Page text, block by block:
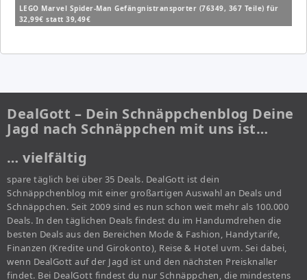
LEGO Marvel Spider-Man Gefängnistransporter (76349, 367 Teile) für
32,99€ statt 39,49€
DealGott – Dein Schnäppchenblog Deine
Jagd nach Schnäppchen mit uns ist…
… vielfältig
spare täglich bei über 35 Deals. DealGott ist dein
Schnäppchenblog mit einer großartigen Auswahl an Deals und
Schnäppchen. Seit 2009 sind es nun schon weit mehr als 100.000
Deals. In den täglichen Deals findest du im Handumdrehen die
besten Deals aus den Bereichen Mode & Fashion, Handytarife,
Finanzen (Kredite und Girokonto), Reise & Hotel uvm. Sei dabei,
wenn DealGott auf der Jagd ist und den nächsten Preisknaller
findet. Bei DealGott findest du nur Schnäppchen, die mindestens